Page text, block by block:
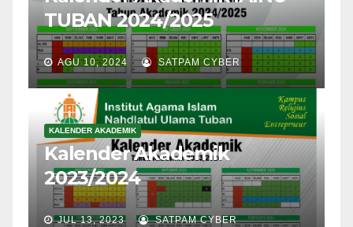
TUBAN 2024/2025
AGU 10, 2024 SATPAM CYBER
KALENDER AKADEMIK
Kalender Akademik
2023/2024
JUL 13, 2023 SATPAM CYBER